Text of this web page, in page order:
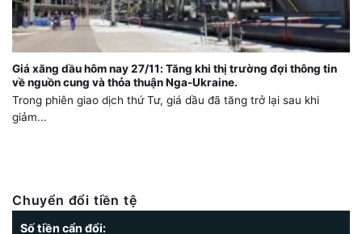
Giá xăng dầu hôm nay 27/11: Tăng khi thị trường đợi thông tin
về nguồn cung và thỏa thuận Nga-Ukraine.
Trong phiên giao dịch thứ Tư, giá dầu đã tăng trở lại sau khi
giảm...
Chuyển đổi tiền tệ
Số tiền cẩn đổi: